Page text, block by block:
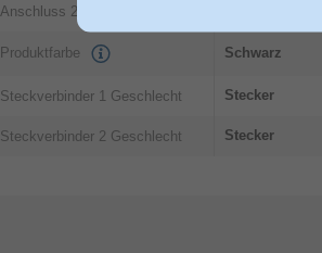
Anschluss 2
Produktfarbe Schwarz
Steckverbinder 1 Geschlecht Stecker
Steckverbinder 2 Geschlecht Stecker